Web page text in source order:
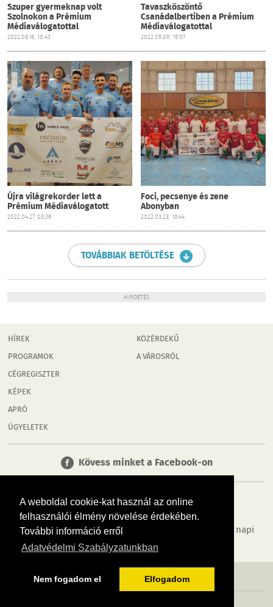
A weboldal cookie-kat használ az online
felhasználói élmény növelése érdekében.
További információ erről
Adatvédelmi Szabályzatunkban
Nem fogadom el Elfogadom
Szuper gyermeknap volt
Szolnokon a Prémium
Médiaválogatottal
2022.06.16, 10:43
Tavaszköszöntő
Csanádalbertiben a Prémium
Médiaválogatottal
2022.05.09, 15:07
Újra világrekorder lett a
Prémium Médiaválogatott
2022.04.27, 08:36
Foci, pecsenye és zene
Abonyban
2022.03.23, 18:44
TOVÁBBIAK BETÖLTÉSE
HIRDETÉS
HÍREK
PROGRAMOK
CÉGREGISZTER
KÉPEK
APRÓ
ÜGYELETEK
KÖZÉRDEKŰ
A VÁROSRÓL
Kövess minket a Facebook-on
Tudj meg többet városodról! Hírek, programok, képek, napi
menü, cégek…. és minden, ami Győr
MÉDIAAJÁNLÓ ADATVÉDELEM IMPRESSZUM RÓLUNK